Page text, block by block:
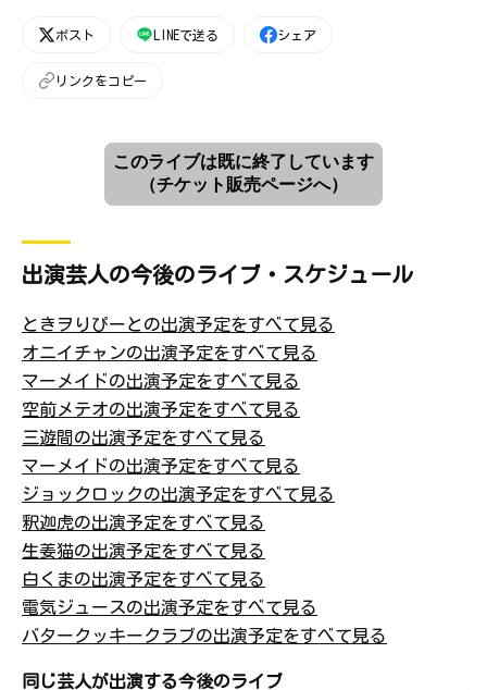
ポスト LINEで送る シェア
リンクをコピー
このライブは既に終了しています
（チケット販売ページへ）
出演芸人の今後のライブ・スケジュール
ときヲりぴーとの出演予定をすべて見る
オニイチャンの出演予定をすべて見る
マーメイドの出演予定をすべて見る
空前メテオの出演予定をすべて見る
三遊間の出演予定をすべて見る
マーメイドの出演予定をすべて見る
ジョックロックの出演予定をすべて見る
釈迦虎の出演予定をすべて見る
生姜猫の出演予定をすべて見る
白くまの出演予定をすべて見る
電気ジュースの出演予定をすべて見る
バタークッキークラブの出演予定をすべて見る
同じ芸人が出演する今後のライブ